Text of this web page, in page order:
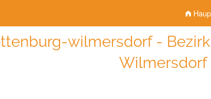
wilmersdorf -
Wilmersdorf